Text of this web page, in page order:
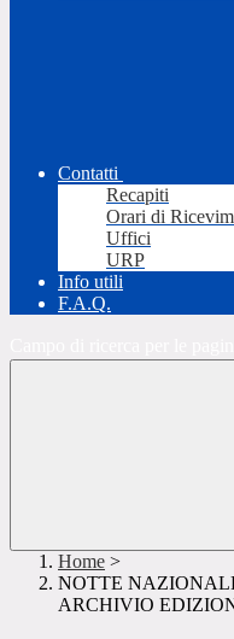
Contatti
Recapiti
Orari di
Uffici
URP
Info utili
F.A.Q.
Home >
NOTTE
ARCHIVIO